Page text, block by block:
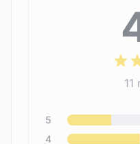
11
5
4